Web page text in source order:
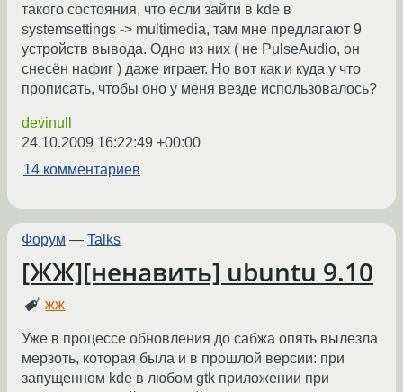
такого состояния, что если зайти в kde в
systemsettings -> multimedia, там мне предлагают 9
устройств вывода. Одно из них ( не PulseAudio, он
снесён нафиг ) даже играет. Но вот как и куда у что
прописать, чтобы оно у меня везде использовалось?
devinull
24.10.2009 16:22:49 +00:00
14 комментариев
Форум — Talks
[ЖЖ][ненавить] ubuntu 9.10
жж
Уже в процессе обновления до сабжа опять вылезла
мерзоть, которая была и в прошлой версии: при
запущенном kde в любом gtk приложении при